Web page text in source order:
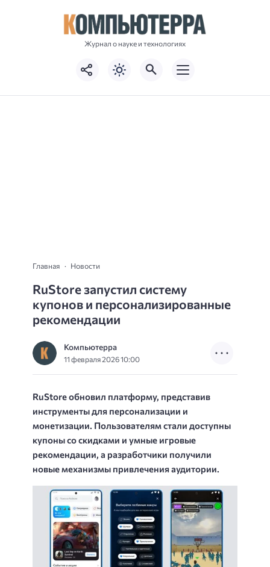
Журнал о науке и технологиях
Главная Новости
RuStore запустил систему
купонов и персонализированные
рекомендации
Компьютерра
11 февраля 2026 10:00
RuStore обновил платформу, представив
инструменты для персонализации и
монетизации. Пользователям стали доступны
купоны со скидками и умные игровые
рекомендации, а разработчики получили
новые механизмы привлечения аудитории.